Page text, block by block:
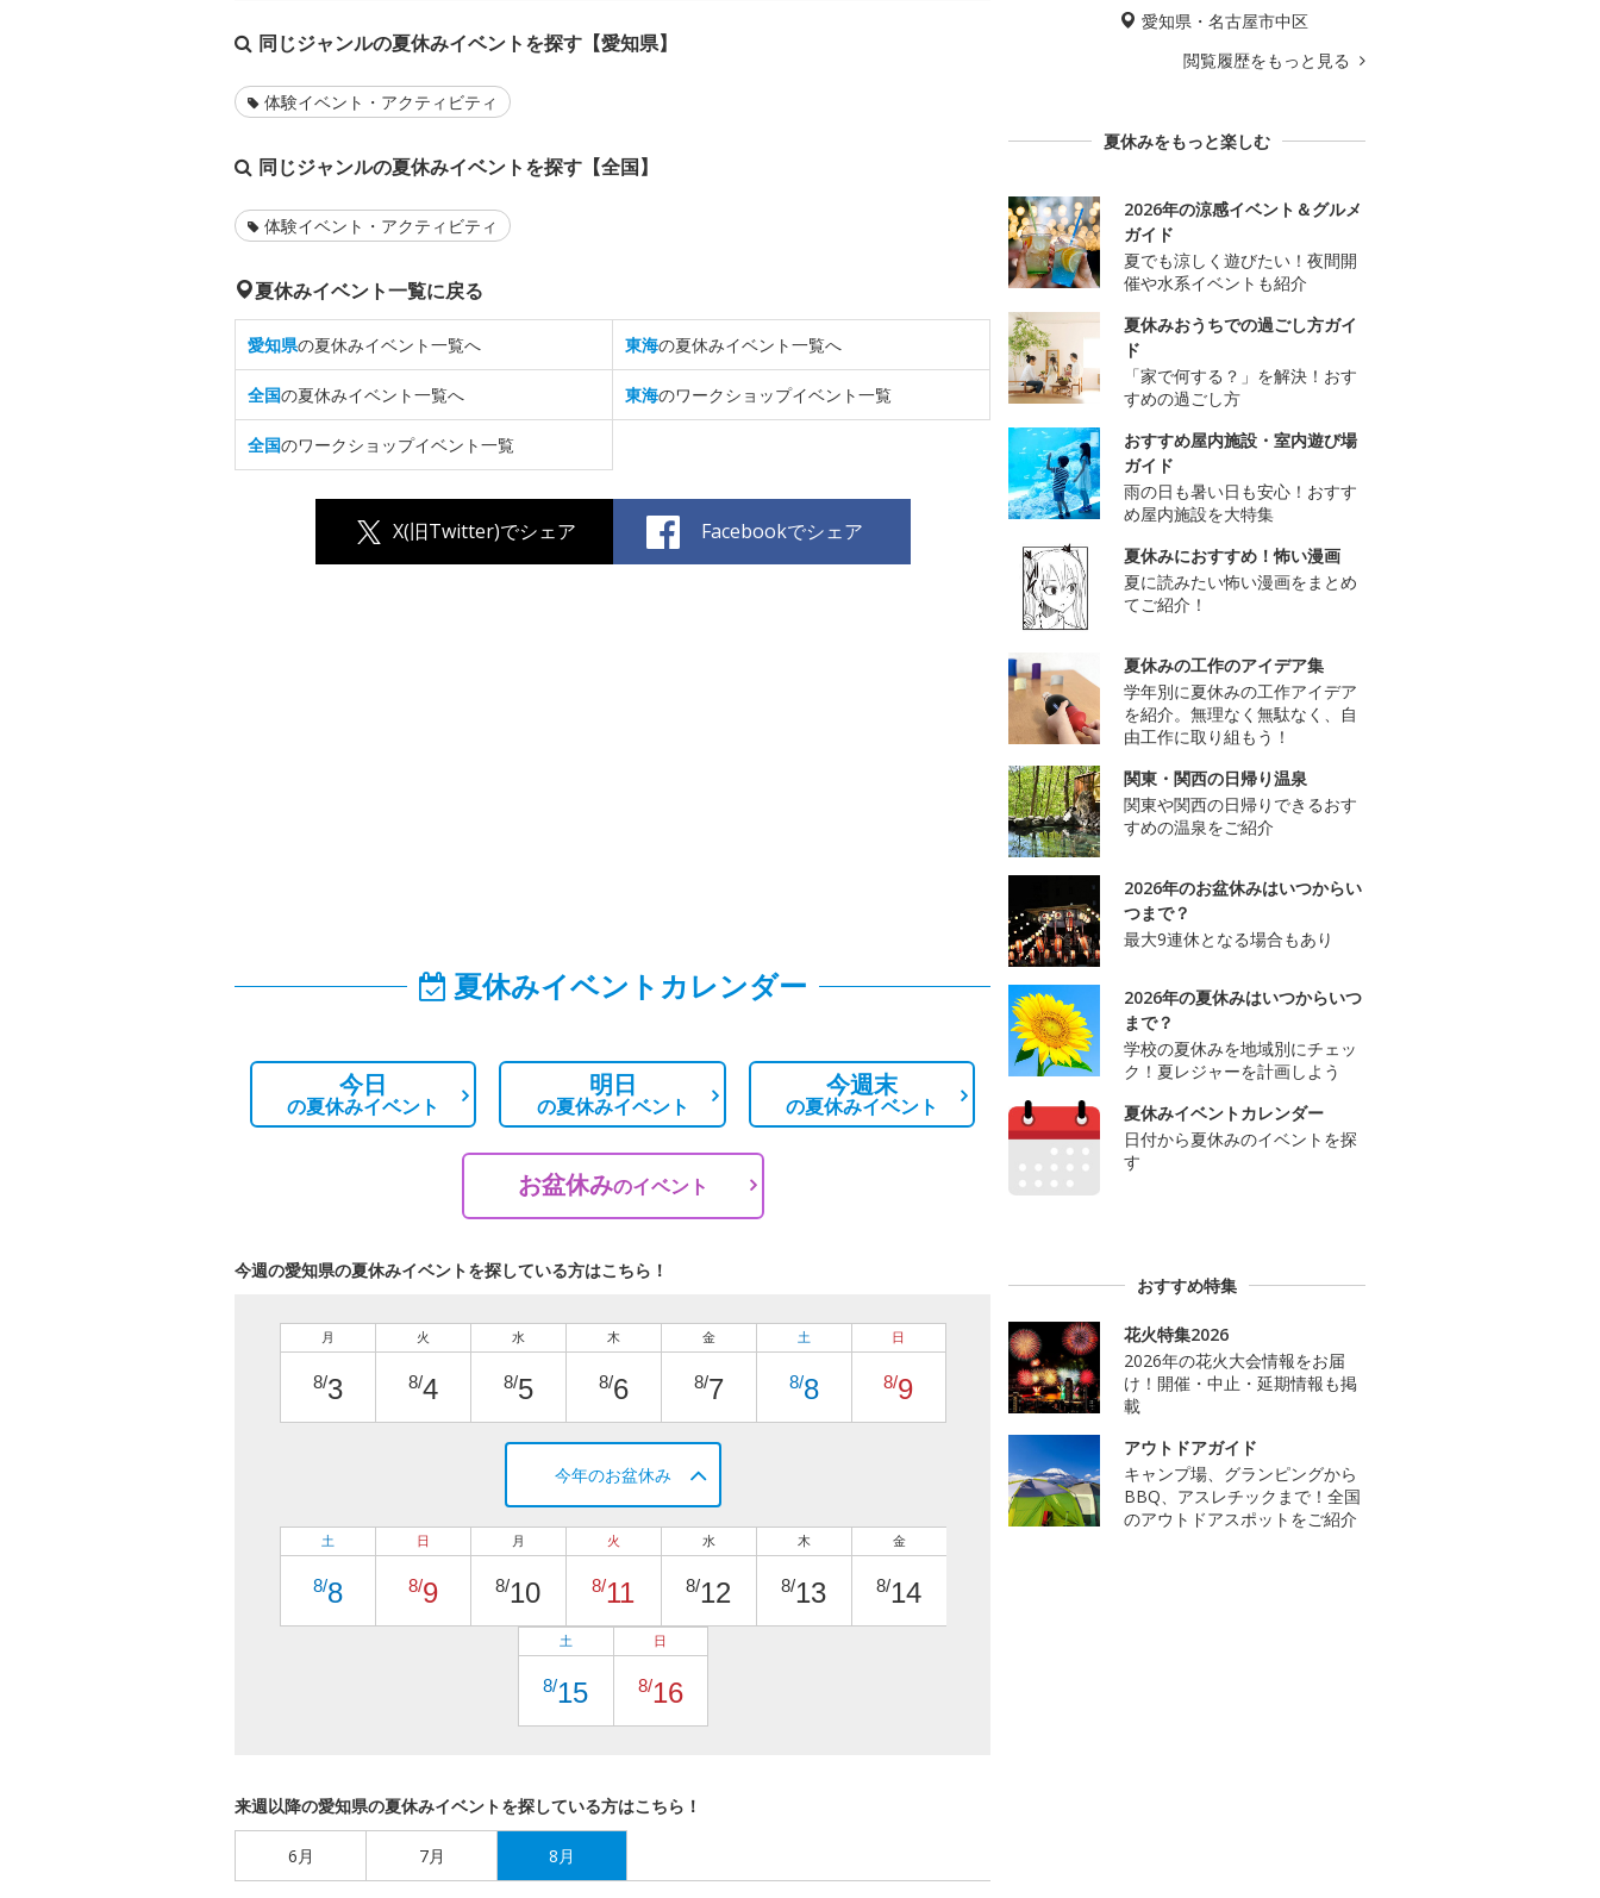
同じジャンルの夏休みイベントを探す【愛知県】
体験イベント・アクティビティ
同じジャンルの夏休みイベントを探す【全国】
体験イベント・アクティビティ
夏休みイベント一覧に戻る
愛知県の夏休みイベント一覧へ 東海の夏休みイベント一覧へ
全国の夏休みイベント一覧へ 東海のワークショップイベント一覧
全国のワークショップイベント一覧
X(旧Twitter)でシェア Facebookでシェア
夏休みイベントカレンダー
今日
の夏休みイベント
明日
の夏休みイベント
今週末
の夏休みイベント
お盆休みのイベント
今週の愛知県の夏休みイベントを探している方はこちら！
月
8/3
火
8/4
水
8/5
木
8/6
金
8/7
土
8/8
日
8/9
今年のお盆休み
土
8/8
日
8/9
月
8/10
火
8/11
水
8/12
木
8/13
金
8/14
土
8/15
日
8/16
来週以降の愛知県の夏休みイベントを探している方はこちら！
6月 7月 8月
愛知県・名古屋市中区
閲覧履歴をもっと見る
夏休みをもっと楽しむ
2026年の涼感イベント＆グルメ
ガイド
夏でも涼しく遊びたい！夜間開
催や水系イベントも紹介
夏休みおうちでの過ごし方ガイ
ド
「家で何する？」を解決！おす
すめの過ごし方
おすすめ屋内施設・室内遊び場
ガイド
雨の日も暑い日も安心！おすす
め屋内施設を大特集
夏休みにおすすめ！怖い漫画
夏に読みたい怖い漫画をまとめ
てご紹介！
夏休みの工作のアイデア集
学年別に夏休みの工作アイデア
を紹介。無理なく無駄なく、自
由工作に取り組もう！
関東・関西の日帰り温泉
関東や関西の日帰りできるおす
すめの温泉をご紹介
2026年のお盆休みはいつからい
つまで？
最大9連休となる場合もあり
2026年の夏休みはいつからいつ
まで？
学校の夏休みを地域別にチェッ
ク！夏レジャーを計画しよう
夏休みイベントカレンダー
日付から夏休みのイベントを探
す
おすすめ特集
花火特集2026
2026年の花火大会情報をお届
け！開催・中止・延期情報も掲
載
アウトドアガイド
キャンプ場、グランピングから
BBQ、アスレチックまで！全国
のアウトドアスポットをご紹介